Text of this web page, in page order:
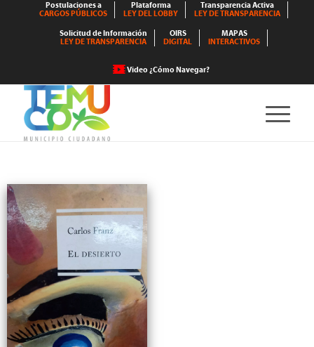
Postulaciones a
CARGOS PÚBLICOS
Plataforma
LEY DEL LOBBY
Transparencia Activa
LEY DE TRANSPARENCIA
Solicitud de Información
LEY DE TRANSPARENCIA
OIRS
DIGITAL
MAPAS
INTERACTIVOS
Video ¿Cómo Navegar?